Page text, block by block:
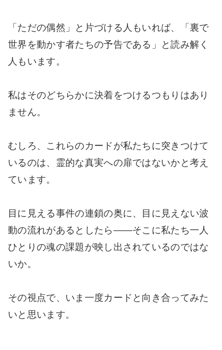
「ただの偶然」と片づける人もいれば、「裏で
世界を動かす者たちの予告である」と読み解く
人もいます。
私はそのどちらかに決着をつけるつもりはあり
ません。
むしろ、これらのカードが私たちに突きつけて
いるのは、霊的な真実への扉ではないかと考え
ています。
目に見える事件の連鎖の奥に、目に見えない波
動の流れがあるとしたら――そこに私たち一人
ひとりの魂の課題が映し出されているのではな
いか。
その視点で、いま一度カードと向き合ってみた
いと思います。